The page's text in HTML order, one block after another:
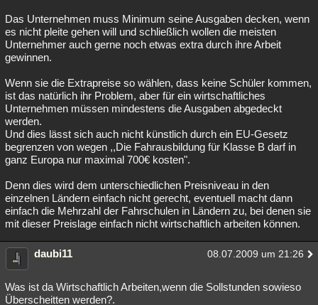
Das Unternehmen muss Minimum seine Ausgaben decken, wenn
es nicht pleite gehen will und schließlich wollen die meisten
Unternehmer auch gerne noch etwas extra durch ihre Arbeit
gewinnen.
Wenn sie die Extrapreise so wählen, dass keine Schüler kommen,
ist das natürlich ihr Problem, aber für ein wirtschaftliches
Unternehmen müssen mindestens die Ausgaben abgedeckt
werden.
Und dies lässt sich auch nicht künstlich durch ein EU-Gesetz
begrenzen von wegen ,,Die Fahrausbildung für Klasse B darf in
ganz Europa nur maximal 700€ kosten".
Denn dies wird dem unterschiedlichen Preisniveau in den
einzelnen Ländern einfach nicht gerecht, eventuell macht dann
einfach die Mehrzahl der Fahrschulen in Ländern zu, bei denen sie
mit dieser Preislage einfach nicht wirtschaftlich arbeiten können.
daubi11 08.07.2009 um 21:26
Was ist da Wirtschaftlich Arbeiten,wenn die Sollstunden sowieso
Überscheitten werden?.